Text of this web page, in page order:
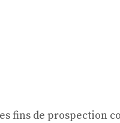
fins de prospection